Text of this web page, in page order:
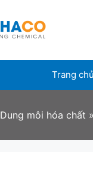
Trang chủ
Dung môi hóa chất »